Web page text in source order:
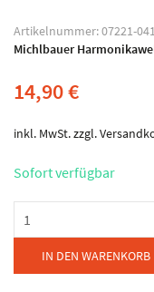
Artikelnummer:07221-
Michlbauer
14,90€
inkl. MwSt.zzgl.
Sofort verfügbar
Harmonikawelt
Hubert
IN DEN WARENKORB